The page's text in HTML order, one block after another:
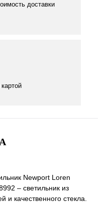
доставки
Newport Loren
– светильник из
и качественного стекла.